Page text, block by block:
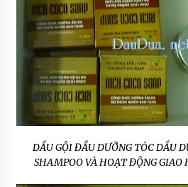
DẦU GỘI ĐẦU DƯỠNG TÓC DẦU
SHAMPOO VÀ HOẠT ĐỘNG GIAO